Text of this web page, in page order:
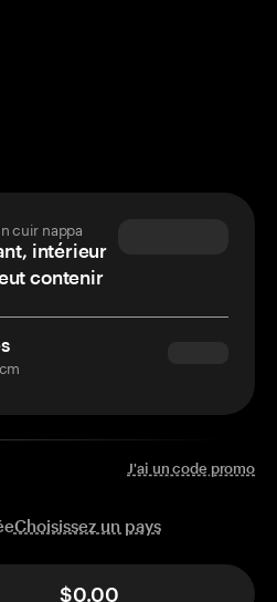
cuir nappa
intérieur
contenir
J'ai un code promo
Choisissez un pays
$0.00